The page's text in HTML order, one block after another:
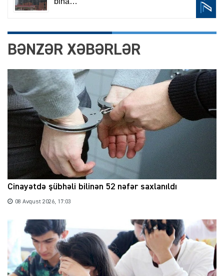
BƏNZƏR XƏBƏRLƏR
Cinayətdə şübhəli bilinən 52 nəfər saxlanıldı
08 Avqust 2026, 17:03